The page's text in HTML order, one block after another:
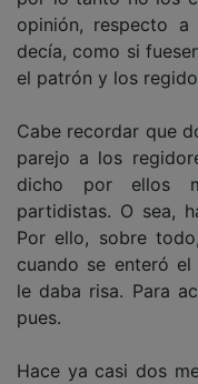
opinión, respecto
decía, como si
el patrón y los
Cabe recordar que
parejo a los
dicho por ellos
partidistas. O sea,
Por ello, sobre
cuando se enteró
le daba risa. Para
pues.
Hace ya casi dos